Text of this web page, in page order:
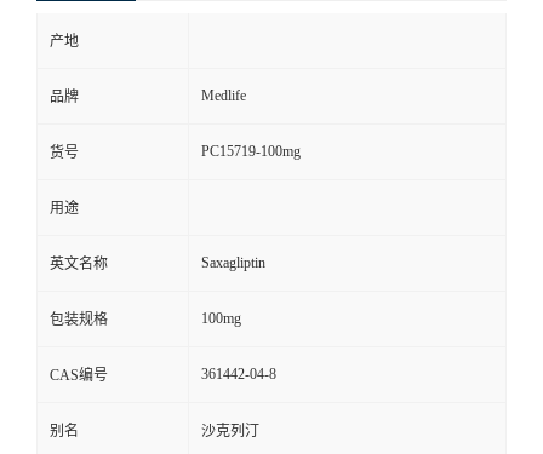
产地
品牌 Medlife
货号 PC15719-100mg
用途
英文名称 Saxagliptin
包装规格 100mg
CAS编号 361442-04-8
别名 沙克列汀